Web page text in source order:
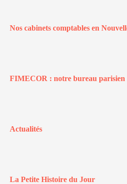
Nos cabinets comptables en
FIMECOR : notre bureau parisien
Actualités
La Petite Histoire du Jour